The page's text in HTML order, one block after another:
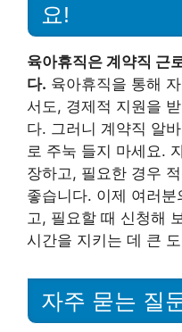
요!
육아휴직은 계약직 근
다. 육아휴직을 통해
서도, 경제적 지원을
다. 그러니 계약직 알
로 주눅 들지 마세요.
장하고, 필요한 경우
좋습니다. 이제 여러
고, 필요할 때 신청해
시간을 지키는 데 큰
자주 묻는 질